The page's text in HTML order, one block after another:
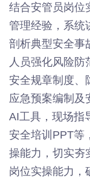
结合安管员岗位
管理经验，系统
剖析典型安全事
人员强化风险
安全规章制度、
应急预案编制及
AI工具，现场指
安全培训PPT等
操能力，切实夯
岗位实操能力，